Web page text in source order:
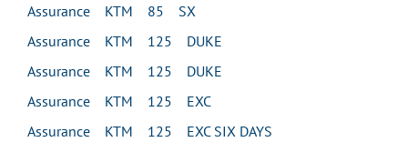
Assurance KTM 85 SX
Assurance KTM 125 DUKE
Assurance KTM 125 DUKE
Assurance KTM 125 EXC
Assurance KTM 125 EXC SIX DAYS